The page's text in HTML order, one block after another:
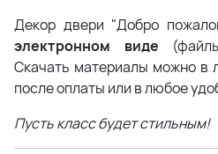
Декор двери "Добро
электронном виде
Скачать материалы можно в
после оплаты или в любое
Пусть класс будет стильным!